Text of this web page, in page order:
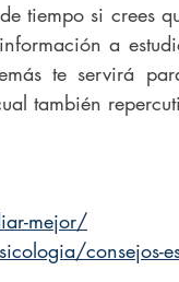
tiempo si crees
a
te servirá
también
mejor/
consejos-